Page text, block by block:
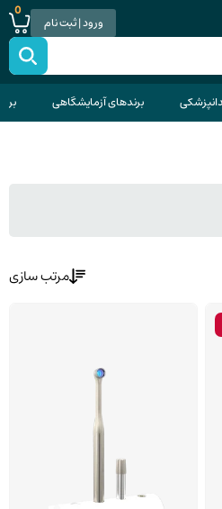
ورود | ثبت نام
0
برندهای آزمایشگاهی
مرتب سازی